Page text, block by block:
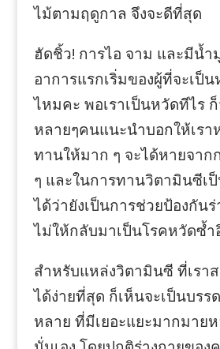
ไม้ตามฤดูกาล จึงจะดีที่สุด
ฮัดชิ้ว! การไอ จาม และมีน้ำ
อาการแรกเริ่มของผู้ที่จะเป็น
ไหมคะ พอเราเป็นหวัดทีไร
หลายๆคนแนะนำบอกให้เร
ทานให้มาก ๆ จะได้หายจาก
ๆ และในการทานวิตามินซีเ
ได้ว่ายังเป็นการช่วยป้องกันร่
ไม่ให้กลับมาเป็นโรคหวัดซ้ำ
สำหรับแหล่งวิตามินซี ที่เรา
ได้ง่ายที่สุด ก็เห็นจะเป็นบรร
หลาย ที่มีเยอะแยะมากมาย